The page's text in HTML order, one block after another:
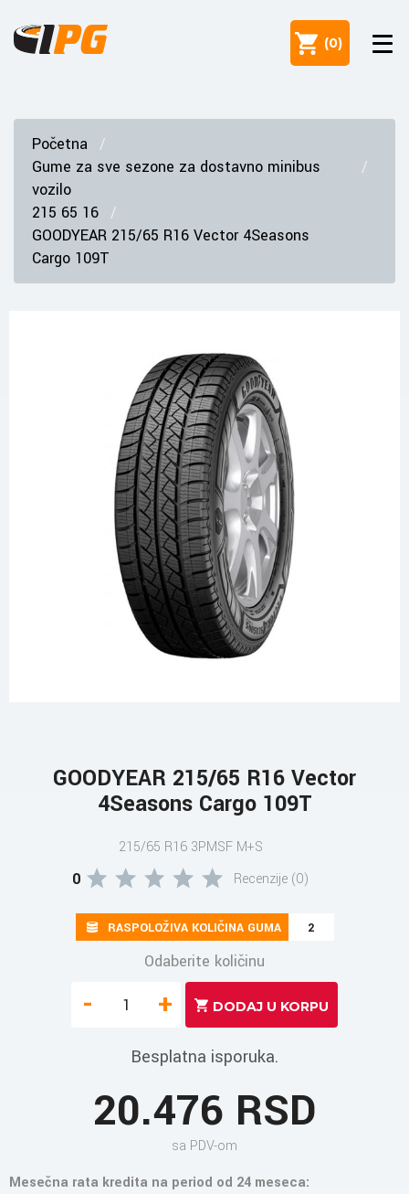
(0)
Početna
Gume za sve sezone za dostavno minibus
vozilo
215 65 16
GOODYEAR 215/65 R16 Vector 4Seasons
Cargo 109T
GOODYEAR 215/65 R16 Vector
4Seasons Cargo 109T
215/65 R16 3PMSF M+S
0 Recenzije (0)
RASPOLOŽIVA KOLIČINA GUMA 2
Odaberite količinu
- +
Besplatna isporuka.
20.476 RSD
sa PDV-om
Mesečna rata kredita na period od 24 meseca: